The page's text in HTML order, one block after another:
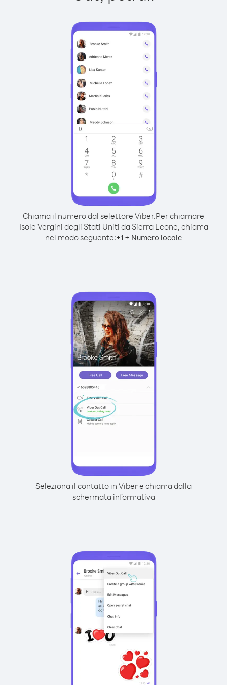
Chiama il numero dal selettore Viber.Per chiamare
Isole Vergini degli Stati Uniti da Sierra Leone, chiama
nel modo seguente:+1 + Numero locale
Seleziona il contatto in Viber e chiama dalla
schermata informativa